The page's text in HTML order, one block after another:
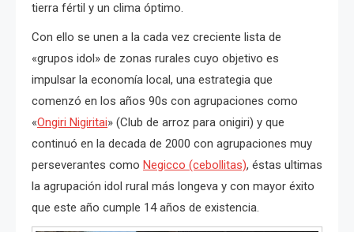
tierra fértil y un clima óptimo.
Con ello se unen a la cada vez creciente lista de
«grupos idol» de zonas rurales cuyo objetivo es
impulsar la economía local, una estrategia que
comenzó en los años 90s con agrupaciones como
«Ongiri Nigiritai» (Club de arroz para onigiri) y que
continuó en la decada de 2000 con agrupaciones muy
perseverantes como Negicco (cebollitas), éstas ultimas
la agrupación idol rural más longeva y con mayor éxito
que este año cumple 14 años de existencia.